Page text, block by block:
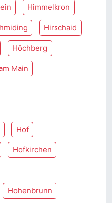
Himmelkron
Hirschaid
Höchberg
Main
Hof
Hofkirchen
Hohenbrunn